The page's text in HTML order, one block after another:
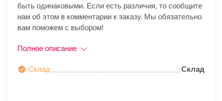
быть одинаковыми. Если есть различия, то сообщите
нам об этом в комментарии к заказу. Мы обязательно
вам поможем с выбором!
Полное описание
Склад Склад